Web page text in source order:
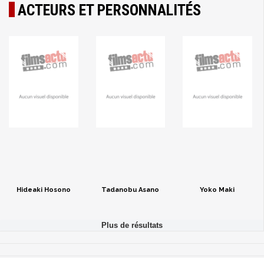
ACTEURS ET PERSONNALITÉS
Hideaki Hosono Tadanobu Asano Yoko Maki